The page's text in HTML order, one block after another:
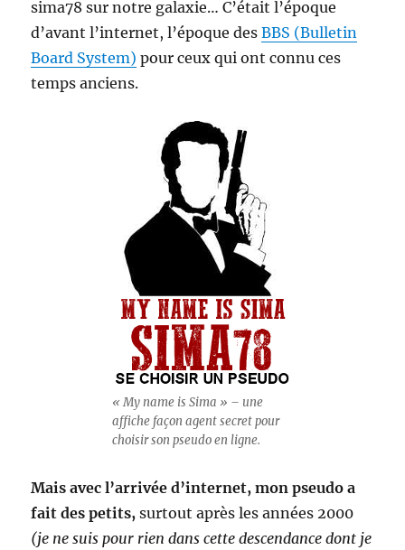
sima78 sur notre galaxie… C’était l’époque
d’avant l’internet, l’époque desBBS (Bulletin
Board System) pour ceux qui ont connu ces
temps anciens.
« My name is Sima » – une
affiche façon agent secret pour
choisir son pseudo en ligne.
Mais avec l’arrivée d’internet, mon pseudo a
fait des petits, surtout après les années 2000
(je ne suis pour rien dans cette descendance dont je